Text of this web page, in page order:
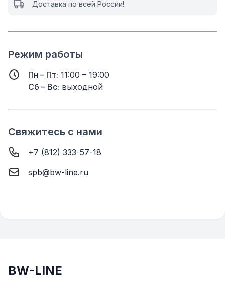
Доставка по всей России!
Режим работы
Пн – Пт: 11:00 – 19:00
Сб – Вс: выходной
Свяжитесь с нами
+7 (812) 333-57-18
spb@bw-line.ru
BW-LINE